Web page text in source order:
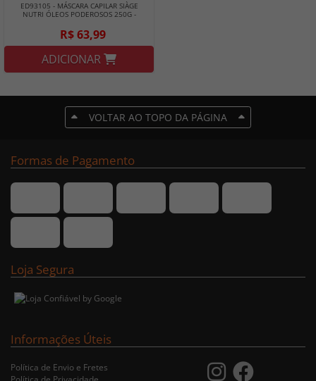
ED93105 - MÁSCARA CAPILAR SIÀGE
NUTRI ÓLEOS PODEROSOS 250G -
R$ 63,99
ADICIONAR
VOLTAR AO TOPO DA PÁGINA
Formas de Pagamento
Loja Segura
Informações Úteis
Política de Envio e Fretes